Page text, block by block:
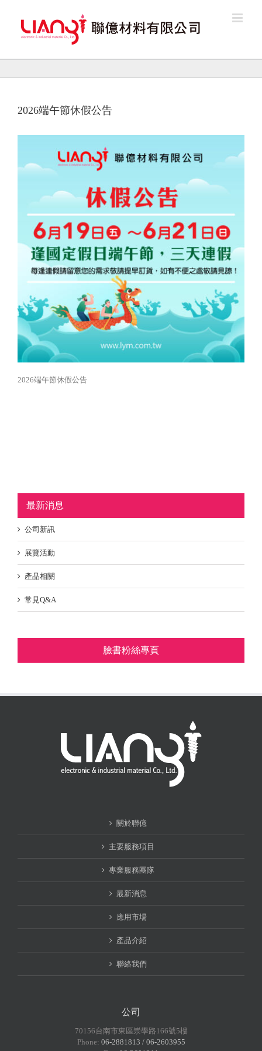
content
2026端午節休假公告
2026端午節休假公告
最新消息
公司新訊
展覽活動
產品相關
常見Q&A
臉書粉絲專頁
關於聯億
主要服務項目
專業服務團隊
最新消息
應用市場
產品介紹
聯絡我們
公司
70156台南市東區崇學路166號5樓
Phone: 06-2881813 / 06-2603955